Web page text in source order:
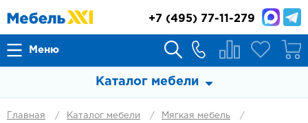
Меню
+7 (495) 77-11-279
Каталог мебели
Главная Каталог мебели
Мягкая мебель